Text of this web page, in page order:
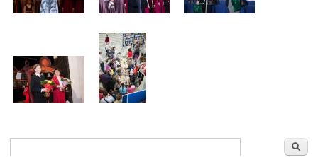
Форма поиска